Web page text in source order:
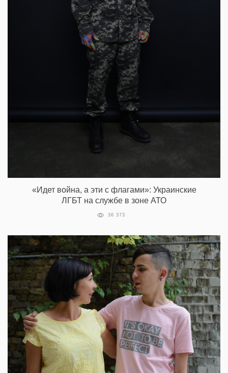
«Идет война, а эти с флагами»: Украинские
ЛГБТ на службе в зоне АТО
36 373